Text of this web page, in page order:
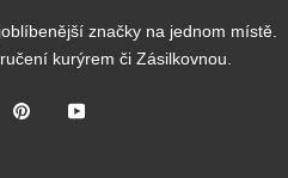
značky na jednom místě.
kurýrem či Zásilkovnou.